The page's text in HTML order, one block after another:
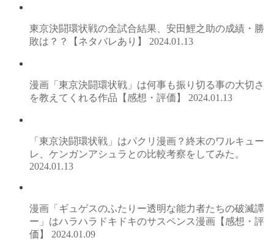
東京決闘環状戦の全試合結果、安田鯉之助の成績・勝
敗は？？【ネタバレあり】 2024.01.13
漫画「東京決闘環状戦」は何事も振り切る事の大切さ
を教えてくれる作品【感想・評価】 2024.01.13
「東京決闘環状戦」はパクリ漫画？終末のワルキュー
レ、ケンガンアシュラとの比較考察をしてみた。
2024.01.13
漫画「ギュゲスのふたりー透明な能力者たちの破滅譚
ー」はハラハラドキドキのサスペンス漫画【感想・評
価】 2024.01.09